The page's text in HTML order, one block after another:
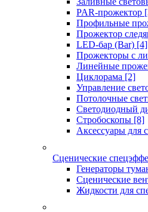
PAR-прожектор
Профильные
Прожектор
LED-бар (Bar) [4]
Прожекторы с
Линейные
Циклорама [2]
Управление
Потолочные
Светодиодный
Стробоскопы [8]
Аксессуары для
Сценические
Генераторы
Сценические
Жидкости для